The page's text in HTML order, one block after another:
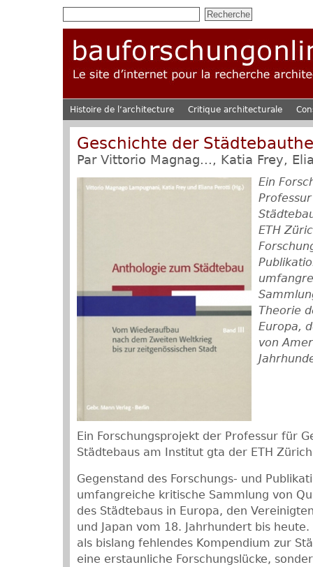
Histoire de l‘architecture Critique architecturale
Geschichte der
Par Vittorio Magnag..., Katia Frey,
Ein
ETH
Theorie
Europa,
von
Ein Forschungsprojekt der Professur für
Städtebaus am Institut gta der ETH Zürich
Gegenstand des Forschungs- und
umfangreiche kritische Sammlung von
des Städtebaus in Europa, den
und Japan vom 18. Jahrhundert bis
als bislang fehlendes Kompendium zur
eine erstaunliche Forschungslücke,